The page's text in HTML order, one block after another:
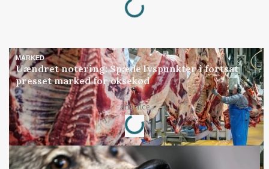
Loading...
MARKED
Uændret notering: Spæde lyspunkter i fortsat
presset marked for oksekød
Annonce
Loading...